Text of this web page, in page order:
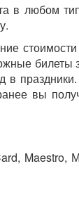
в любом
билеты
в
вы